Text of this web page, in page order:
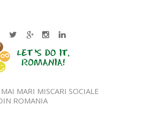
MARI MISCARI SOCIALE
ROMANIA